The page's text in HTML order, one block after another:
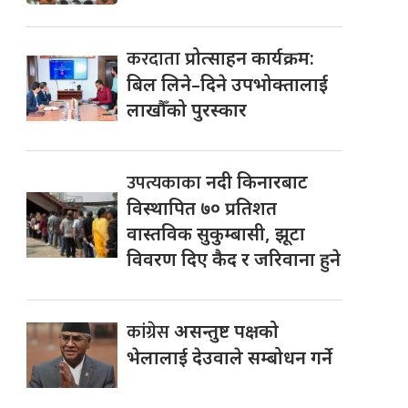
करदाताप्रोत्साहन कार्यक्रम:
बिल लिने–दिने उपभोक्तालाई
लाखौँको पुरस्कार
उपत्यकाकानदी किनारबाट
विस्थापित ७० प्रतिशत
वास्तविक सुकुम्बासी, झूटा
विवरण दिए कैद र जरिवाना हुने
कांग्रेसअसन्तुष्ट पक्षको
भेलालाई देउवाले सम्बोधन गर्ने